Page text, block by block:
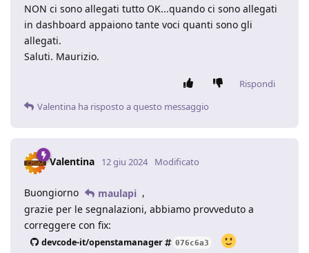
NON ci sono allegati tutto OK...quando ci sono allegati
in dashboard appaiono tante voci quanti sono gli
allegati.
Saluti. Maurizio.
Rispondi
Valentina ha risposto a questo messaggio
Valentina 12 giu 2024 Modificato
Buongiorno maulapi ,
grazie per le segnalazioni, abbiamo provveduto a
correggere con fix:
devcode-it/openstamanager 076c6a3